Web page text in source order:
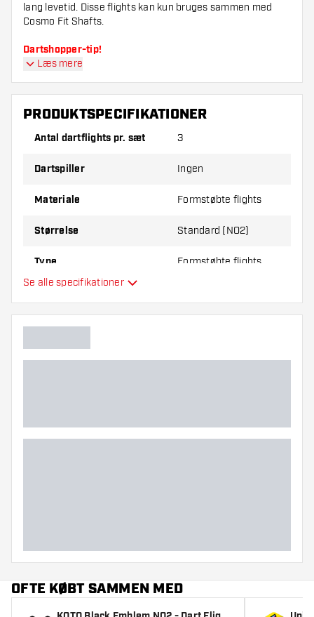
lang levetid. Disse flights kan kun bruges sammen med
Cosmo Fit Shafts.
Dartshopper-tip!
på lager. Disse kan blive beskadiget eller
knækket ved brug.
Prøv en anden form, et andet materiale eller en
hvilken der passer bedst til dig!
Læs mere
PRODUKTSPECIFIKATIONER
Antal dartflights pr. sæt 3
Dartspiller Ingen
Materiale Formstøbte flights
Størrelse Standard (NO2)
Type Formstøbte flights
Hovedfarve
Se alle specifikationer
OFTE KØBT SAMMEN MED